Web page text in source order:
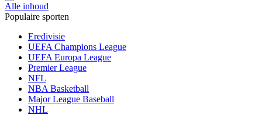
Alle inhoud
Populaire sporten
Eredivisie
UEFA Champions League
UEFA Europa League
Premier League
NFL
NBA Basketball
Major League Baseball
NHL